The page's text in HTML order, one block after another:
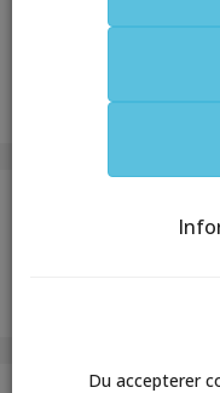
Du accepterer